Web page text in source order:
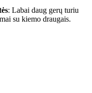
: Labai daug gerų turiu
su kiemo draugais.